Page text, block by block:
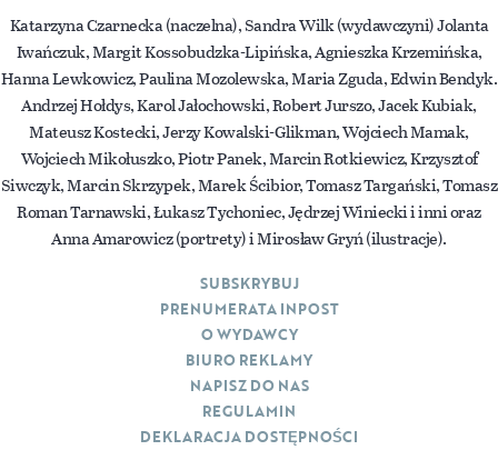
Katarzyna Czarnecka (naczelna), Sandra Wilk (wydawczyni) Jolanta
Iwańczuk, Margit Kossobudzka-Lipińska, Agnieszka Krzemińska,
Hanna Lewkowicz, Paulina Mozolewska, Maria Zguda, Edwin Bendyk.
Andrzej Hołdys, Karol Jałochowski, Robert Jurszo, Jacek Kubiak,
Mateusz Kostecki, Jerzy Kowalski-Glikman, Wojciech Mamak,
Wojciech Mikołuszko, Piotr Panek, Marcin Rotkiewicz, Krzysztof
Siwczyk, Marcin Skrzypek, Marek Ścibior, Tomasz Targański, Tomasz
Roman Tarnawski, Łukasz Tychoniec, Jędrzej Winiecki i inni oraz
Anna Amarowicz (portrety) i Mirosław Gryń (ilustracje).
SUBSKRYBUJ
PRENUMERATA INPOST
O WYDAWCY
BIURO REKLAMY
NAPISZ DO NAS
REGULAMIN
DEKLARACJA DOSTĘPNOŚCI